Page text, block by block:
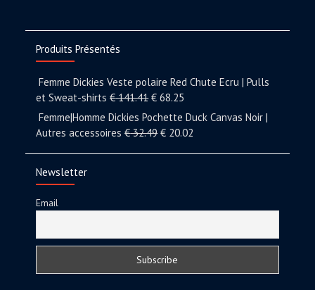
Produits Présentés
Femme Dickies Veste polaire Red Chute Ecru | Pulls
et Sweat-shirts €141.41 € 68.25
Femme|Homme Dickies Pochette Duck Canvas Noir |
Autres accessoires €32.49 € 20.02
Newsletter
Email